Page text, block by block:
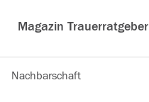
Magazin Trauerratgeber
Nachbarschaft